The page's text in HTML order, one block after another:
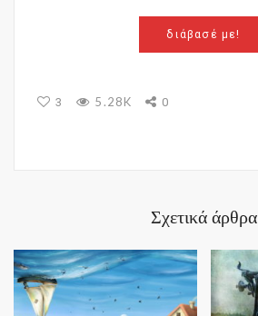
διάβασέ με!
3 5.28K 0
Σχετικά άρθρα